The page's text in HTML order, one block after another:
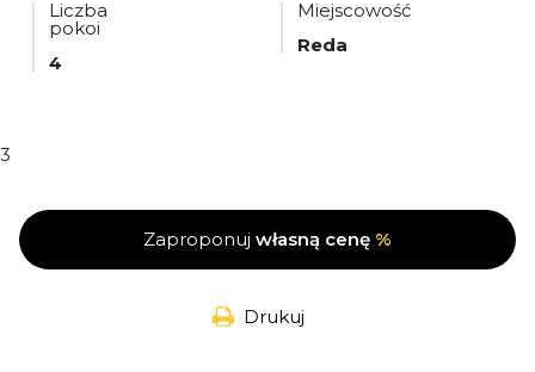
Liczba
pokoi
4
Miejscowość
Reda
3
Zaproponuj własną cenę %
Drukuj